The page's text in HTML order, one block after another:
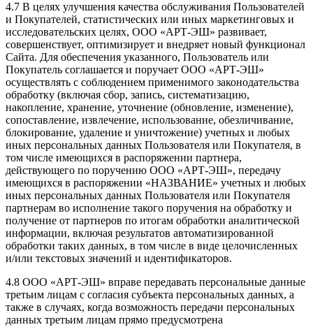
4.7 В целях улучшения качества обслуживания Пользователей
и Покупателей, статистических или иных маркетинговых и
исследовательских целях, ООО «АРТ-ЭШ» развивает,
совершенствует, оптимизирует и внедряет новый функционал
Сайта. Для обеспечения указанного, Пользователь или
Покупатель соглашается и поручает ООО «АРТ-ЭШ»
осуществлять с соблюдением применимого законодательства
обработку (включая сбор, запись, систематизацию,
накопление, хранение, уточнение (обновление, изменение),
сопоставление, извлечение, использование, обезличивание,
блокирование, удаление и уничтожение) учетных и любых
иных персональных данных Пользователя или Покупателя, в
том числе имеющихся в распоряжении партнера,
действующего по поручению ООО «АРТ-ЭШ», передачу
имеющихся в распоряжении «НАЗВАНИЕ» учетных и любых
иных персональных данных Пользователя или Покупателя
партнерам во исполнение такого поручения на обработку и
получение от партнеров по итогам обработки аналитической
информации, включая результатов автоматизированной
обработки таких данных, в том числе в виде целочисленных
и/или текстовых значений и идентификаторов.
4.8 ООО «АРТ-ЭШ» вправе передавать персональные данные
третьим лицам с согласия субъекта персональных данных, а
также в случаях, когда возможность передачи персональных
данных третьим лицам прямо предусмотрена